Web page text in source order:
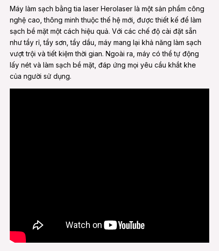
Máy làm sạch bằng tia laser Herolaser là một sản phẩm công
nghệ cao, thông minh thuộc thế hệ mới, được thiết kế để làm
sạch bề mặt một cách hiệu quả. Với các chế độ cài đặt sẵn
như tẩy rỉ, tẩy sơn, tẩy dầu, máy mang lại khả năng làm sạch
vượt trội và tiết kiệm thời gian. Ngoài ra, máy có thể tự động
lấy nét và làm sạch bề mặt, đáp ứng mọi yêu cầu khắt khe
của người sử dụng.